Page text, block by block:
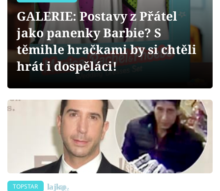
Videa
Sledujte prima+
GALERIE: Postavy z Přátel
jako panenky Barbie? S
těmihle hračkami by si chtěli
hrát i dospěláci!
TOPSTAR